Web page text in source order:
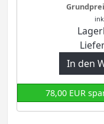
78,00 EUR